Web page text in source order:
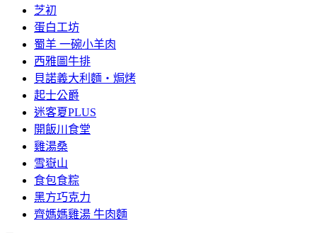
芝初
蛋白工坊
蜀羊 一碗小羊肉
西雅圖牛排
貝諾義大利麵‧焗烤
起士公爵
迷客夏PLUS
開飯川食堂
雞湯桑
雪嶽山
食包食粽
黑方巧克力
齊媽媽雞湯 牛肉麵